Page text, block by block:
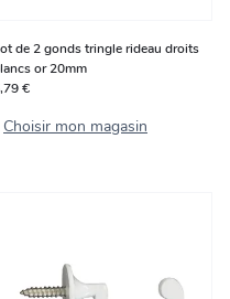
de 2 gonds tringle rideau droits
or 20mm
€
Choisir mon magasin